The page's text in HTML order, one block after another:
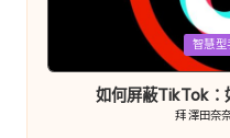
智慧
如何屏蔽TikTok
發
拜澤田奈